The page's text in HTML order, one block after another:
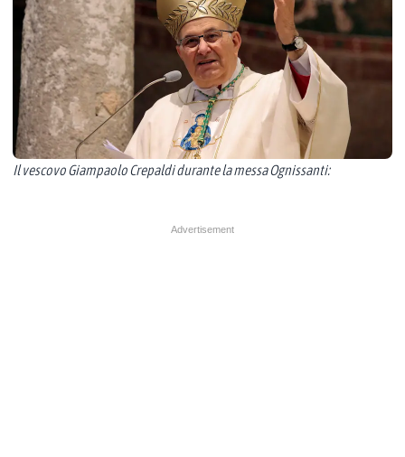
Il vescovo Giampaolo Crepaldi durante la messa Ognissanti: